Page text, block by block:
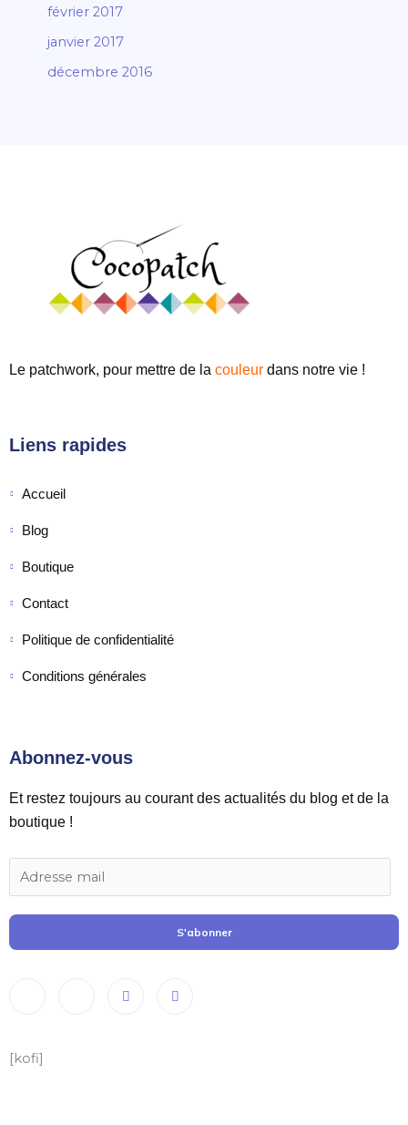
février 2017
janvier 2017
décembre 2016
Le patchwork, pour mettre de la couleur dans notre vie !
Liens rapides
Accueil
Blog
Boutique
Contact
Politique de confidentialité
Conditions générales
Abonnez-vous
Et restez toujours au courant des actualités du blog et de la
boutique !
S'abonner
[kofi]